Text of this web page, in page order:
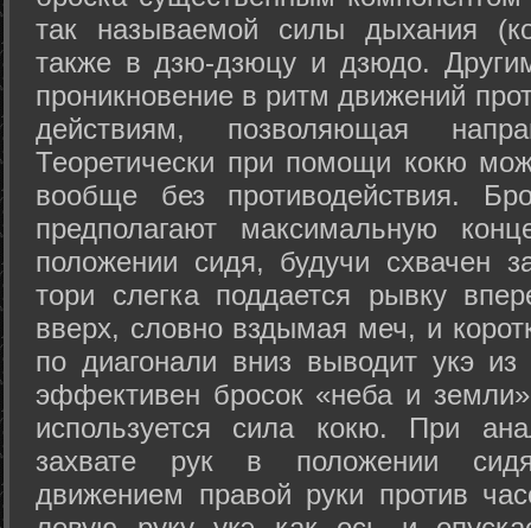
так называемой силы дыхания
также в дзю-дзюцу и дзюдо.
проникновение в ритм движений
действиям, позволяющая
Теоретически при помощи кокю
вообще без противодействия.
предполагают максимальную
положении сидя, будучи схвачен
тори слегка поддается рывку
вверх, словно вздымая меч, и
по диагонали вниз выводит укэ
эффективен бросок «неба и
используется сила кокю. При
захвате рук в положении
движением правой руки против